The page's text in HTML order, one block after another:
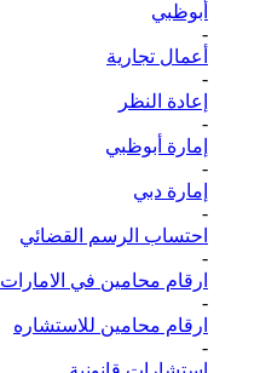
أبوظبي
-
أعمال تجارية
-
إعادة النظر
-
إمارة أبوظبي
-
إمارة دبي
-
احتساب الرسم القضائي
-
ارقام محامين في الامارات
-
ارقام محامين للاستشاره
-